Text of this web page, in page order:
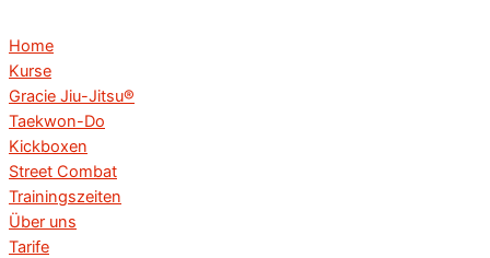
Home
Kurse
Gracie Jiu-Jitsu®
Taekwon-Do
Kickboxen
Street Combat
Trainingszeiten
Über uns
Tarife